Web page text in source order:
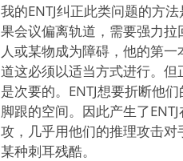
我的ENTJ纠正此类问题的方
果会议偏离轨道，需要强力
人或某物成为障碍，他的第一
道这必须以适当方式进行。但
是次要的。ENTJ想要折断他
脚跟的空间。因此产生了
攻，几乎用他们的推理攻击对
某种刺耳残酷。